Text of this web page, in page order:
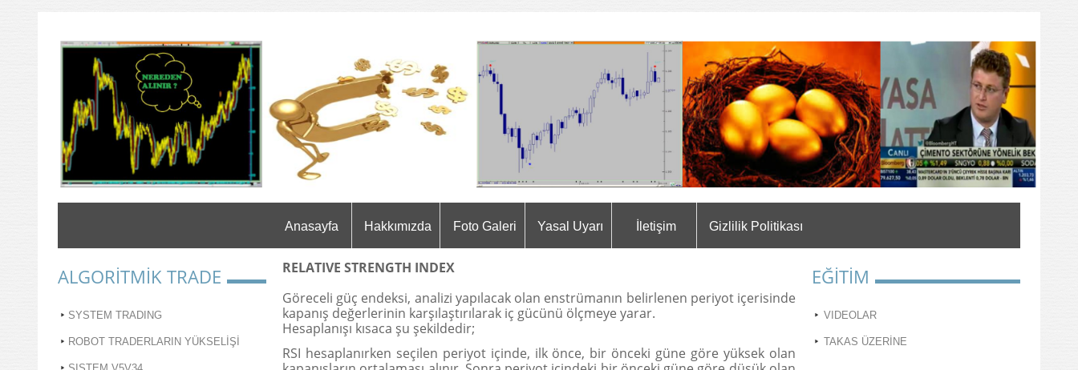
Anasayfa Hakkımızda Foto Galeri Yasal Uyarı İletişim Gizlilik Politikası
ALGORİTMİK TRADE
SYSTEM TRADING
ROBOT TRADERLARIN YÜKSELİŞİ
RELATIVE STRENGTH INDEX
Göreceli güç endeksi, analizi yapılacak olan enstrümanın belirlenen periyot içerisinde
kapanış değerlerinin karşılaştırılarak iç gücünü ölçmeye yarar.
Hesaplanışı kısaca şu şekildedir;
RSI hesaplanırken seçilen periyot içinde, ilk önce, bir önceki güne göre yüksek olan
EĞİTİM
VIDEOLAR
TAKAS ÜZERİNE